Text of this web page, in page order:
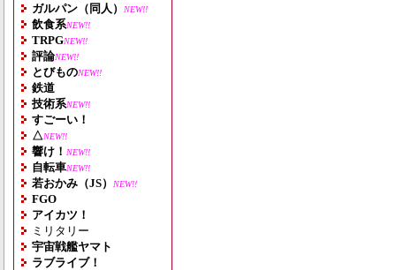
ガルパン（同人） NEW!!
飲食系NEW!!
TRPGNEW!!
評論NEW!!
とびものNEW!!
鉄道
技術系NEW!!
すごーい！
△NEW!!
響け！ NEW!!
自転車NEW!!
若おかみ（JS） NEW!!
FGO
アイカツ！
ミリタリー
宇宙戦艦ヤマト
ラブライブ！